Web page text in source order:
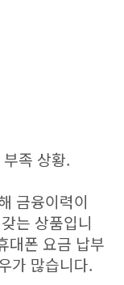
족 상황.
금융이력이
는 상품입니
대폰 요금 납부
가 많습니다.